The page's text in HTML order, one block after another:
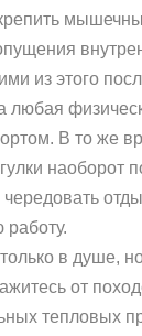
из этого
любая
В то же
наоборот
в душе,
от
тепловых